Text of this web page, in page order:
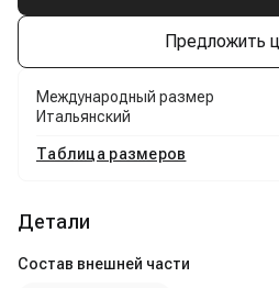
Предложить
Международный размер
Итальянский
Таблица размеров
Детали
Состав внешней части